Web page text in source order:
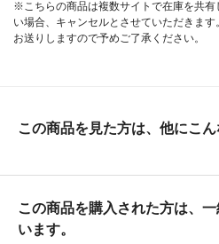
※こちらの商品は複数サイトで在庫を共有
い場合、キャンセルとさせていただきま
お送りしますので予めご了承ください。
この商品を見た方は、他にこ
この商品を購入された方は、
います。